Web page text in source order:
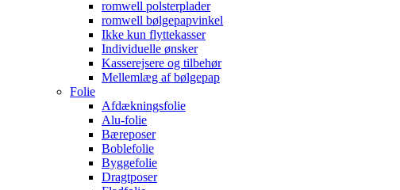
romwell polsterplader
romwell bølgepapvinkel
Ikke kun flyttekasser
Individuelle ønsker
Kasserejsere og tilbehør
Mellemlæg af bølgepap
Folie
Afdækningsfolie
Alu-folie
Bæreposer
Boblefolie
Byggefolie
Dragtposer